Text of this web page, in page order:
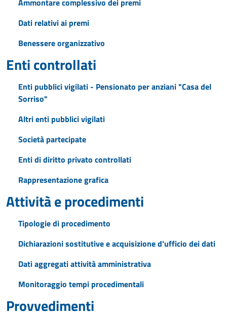
Ammontare complessivo dei premi
Dati relativi ai premi
Benessere organizzativo
Enti controllati
Enti pubblici vigilati - Pensionato per anziani "Casa del
Sorriso"
Altri enti pubblici vigilati
Società partecipate
Enti di diritto privato controllati
Rappresentazione grafica
Attività e procedimenti
Tipologie di procedimento
Dichiarazioni sostitutive e acquisizione d'ufficio dei dati
Dati aggregati attività amministrativa
Monitoraggio tempi procedimentali
Provvedimenti